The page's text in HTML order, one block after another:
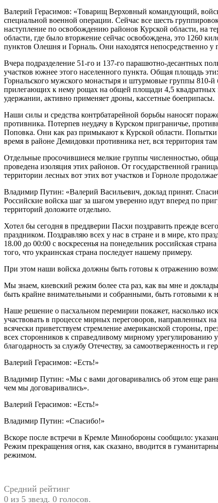
Валерий Герасимов: «Товарищ Верховный командующий,
специальной военной операции. Сейчас все шесть
наступление по освобождению районов Курской области, на
области, где было вторжение сейчас освобождена, это 1260
пунктов Олешня и Горналь. Они находятся непосредственно
Вчера подразделение 51-го и 137-го парашютно-десантных
участков южнее этого населенного пункта. Общая площадь
Горнальского мужского монастыря и штурмовые группы 810-й
прилегающих к нему рощах на общей площади 4,5 квадратных
удержании, активно применяет дроны, кассетные боеприпасы.
Наши силы и средства контрбатарейной борьбы наносят
противника. Потерпев неудачу в Курском приграничье,
Поповка. Они как раз примыкают к Курской области.
время в районе Демидовки противника нет, вся территория
Отдельные просочившиеся мелкие группы численностью,
проведена изоляция этих районов. От государственной
территории лесных вот этих вот участков и Горноле
Владимир Путин: «Валерий Васильевич, доклад принят.
Российские войска шаг за шагом уверенно идут вперед по
территорий доложите отдельно.
Хотел бы сегодня в преддверии Пасхи поздравить прежде
праздником. Поздравляю всех у нас в стране и в мире, кто
18.00 до 00:00 с воскресенья на понедельник российская
того, что украинская страна последует нашему примеру.
При этом наши войска должны быть готовы к отражению
Мы знаем, киевский режим более ста раз, как вы мне и
быть крайне внимательными и собранными, быть готовыми к
Наше решение о пасхальном перемирии покажет, насколько
участвовать в процессе мирных переговоров, направленных
всячески приветствуем стремление американской стороны,
всех сторонников к справедливому мирному
благодарность за службу Отечеству, за самоотверженность и
Валерий Герасимов: «Есть!»
Владимир Путин: «Мы с вами договаривались об этом еще
чем мы договаривались».
Валерий Герасимов: «Есть!»
Владимир Путин: «Спасибо!»
Вскоре после встречи в Кремле Минобороны сообщило:
Режим прекращения огня, как сказано, вводится в
режимом.
Средний рейтинг
0 из 5 звезд. 0 голосов.